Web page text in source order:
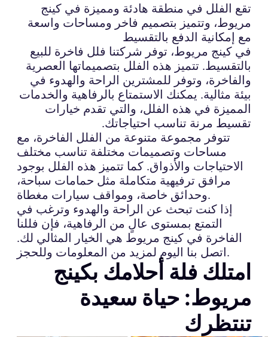
تقع الفلل في منطقة هادئة ومميزة في كينج
مريوط، وتتميز بتصميم فاخر ومساحات واسعة
مع إمكانية الدفع بالتقسيط
في كينج مريوط، توفر شركتنا فلل فاخرة للبيع
بالتقسيط. تتميز هذه الفلل بتصميماتها العصرية
والفاخرة، وتوفر للمشترين الراحة والهدوء في
بيئة مثالية. يمكنك الاستمتاع بالرفاهية والخدمات
المميزة في هذه الفلل، والتي تقدم خيارات
تقسيط مرنة تناسب احتياجاتك.
تتوفر مجموعة متنوعة من الفلل الفاخرة، مع
مساحات وتصميمات مختلفة تناسب مختلف
الاحتياجات والأذواق. كما تتميز هذه الفلل بوجود
مرافق ترفيهية متكاملة مثل حمامات سباحة،
وحدائق خاصة، ومواقف سيارات مغطاة.
إذا كنت تبحث عن الراحة والهدوء وترغب في
التمتع بمستوى عالٍ من الرفاهية، فإن فللنا
الفاخرة في كينج مريوط هي الخيار المثالي لك.
اتصل بنا اليوم لمزيد من المعلومات وللحجز.
امتلك فلة أحلامك بكينج
مريوط: حياة سعيدة
تنتظرك